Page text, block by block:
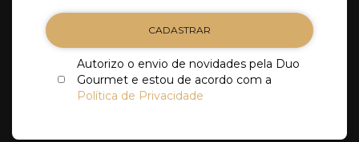
CADASTRAR
Autorizo o envio de novidades pela Duo
Gourmet e estou de acordo com a
Política de Privacidade